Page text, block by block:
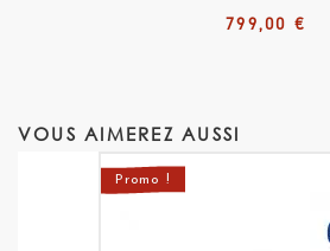
799,00 €
VOUS AIMEREZ AUSSI
Promo !